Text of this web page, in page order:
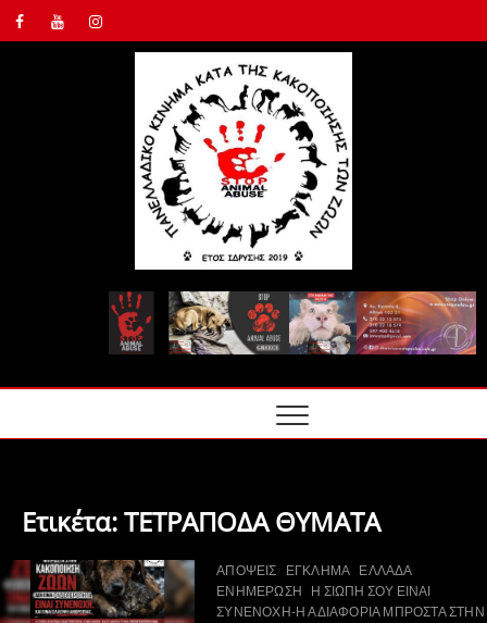
Ετικέτα:ΤΕΤΡΑΠΟΔΑ ΘΥΜΑΤΑ
ΑΠΟΨΕΙΣ ΕΓΚΛΗΜΑ ΕΛΛΑΔΑ
ΕΝΗΜΕΡΩΣΗ
Η ΣΙΩΠΗ ΣΟΥ ΕΙΝΑΙ
ΣΥΝΕΝΟΧΗ-Η ΑΔΙΑΦΟΡΙΑ ΜΠΡΟΣΤΑ ΣΤΗΝ